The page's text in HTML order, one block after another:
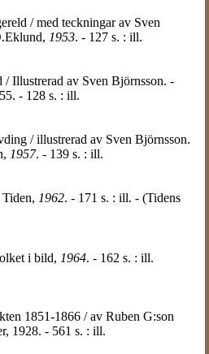
/ med teckningar av Sven
1953. - 127 s. : ill.
/ Illustrerad av Sven Björnsson. -
- 128 s. : ill.
/ illustrerad av Sven Björnsson.
1957. - 139 s. : ill.
1962. - 171 s. : ill. - (Tidens
i bild, 1964. - 162 s. : ill.
1851-1866 / av Ruben G:son
1928. - 561 s. : ill.